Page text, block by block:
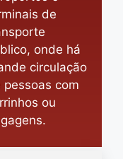
de
onde há
circulação
pessoas com
ou